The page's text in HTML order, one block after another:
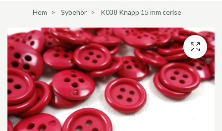
Hem Sybehör K038 Knapp 15 mm cerise